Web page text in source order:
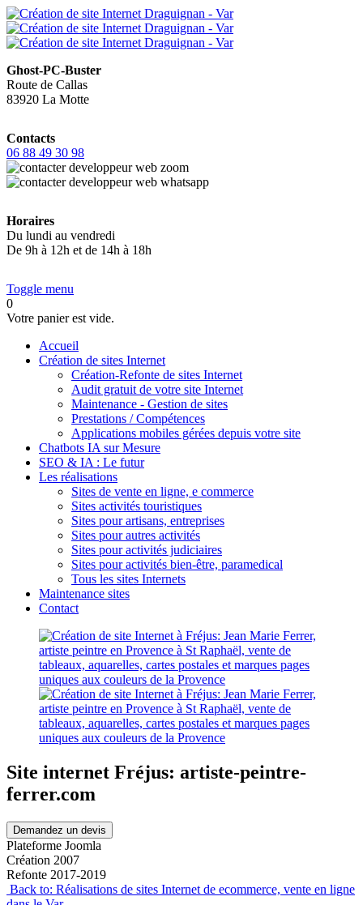
Ghost-PC-Buster
Route de Callas
83920 La Motte
Contacts
06 88 49 30 98
Horaires
Du lundi au vendredi
De 9h à 12h et de 14h à 18h
Toggle menu
0
Votre panier est vide.
Accueil
Création de sites Internet
Création-Refonte de sites Internet
Audit gratuit de votre site Internet
Maintenance - Gestion de sites
Prestations / Compétences
Applications mobiles gérées depuis votre site
Chatbots IA sur Mesure
SEO & IA : Le futur
Les réalisations
Sites de vente en ligne, e commerce
Sites activités touristiques
Sites pour artisans, entreprises
Sites pour autres activités
Sites pour activités judiciaires
Sites pour activités bien-être, paramedical
Tous les sites Internets
Maintenance sites
Contact
Site internet Fréjus: artiste-peintre-
ferrer.com
Demandez un devis
Plateforme Joomla
Création 2007
Refonte 2017-2019
Back to: Réalisations de sites Internet de ecommerce, vente en ligne